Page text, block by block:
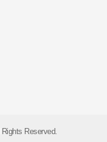
Reserved.